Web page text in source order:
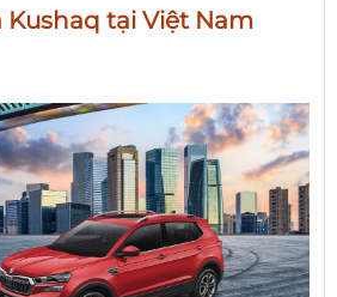
Kushaq tại Việt Nam